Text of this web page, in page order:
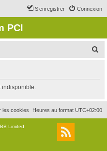
Connexion
S’enregistrer
PCI
r
c
indisponible.
Heures au format UTC+02:00
les cookies
Limited